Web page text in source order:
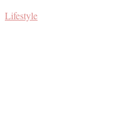
Lifestyle